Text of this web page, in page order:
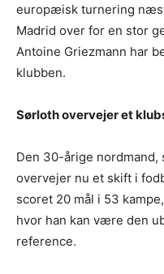
europæisk turnering
Madrid over for en stor
Antoine Griezmann har
klubben.
Sørloth overvejer et
Den 30-årige nordmand,
overvejer nu et skift i
scoret 20 mål i 53
hvor han kan være den
reference.